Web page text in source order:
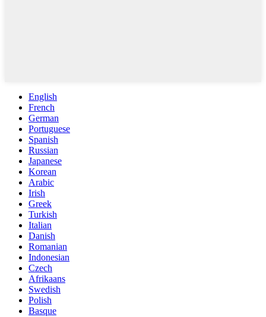
English
French
German
Portuguese
Spanish
Russian
Japanese
Korean
Arabic
Irish
Greek
Turkish
Italian
Danish
Romanian
Indonesian
Czech
Afrikaans
Swedish
Polish
Basque